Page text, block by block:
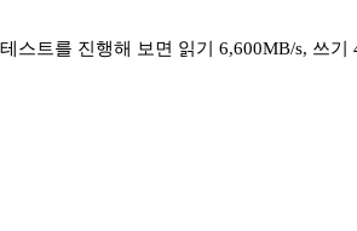
스트를 진행해 보면 읽기 6,600MB/s, 쓰